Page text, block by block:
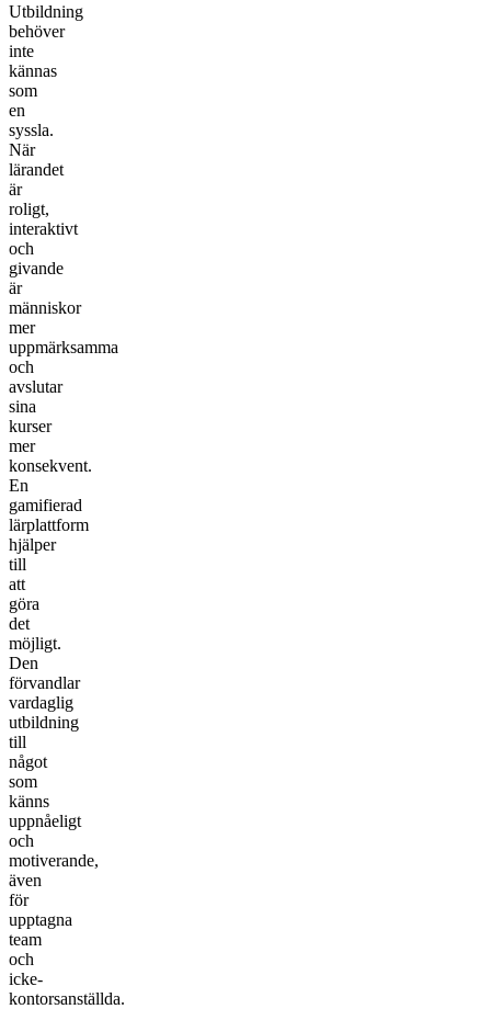
Utbildning
behöver
inte
kännas
som
en
syssla.
När
lärandet
är
roligt,
interaktivt
och
givande
är
människor
mer
uppmärksamma
och
avslutar
sina
kurser
mer
konsekvent.
En
gamifierad
lärplattform
hjälper
till
att
göra
det
möjligt.
Den
förvandlar
vardaglig
utbildning
till
något
som
känns
uppnåeligt
och
motiverande,
även
för
upptagna
team
och
icke-
kontorsanställda.